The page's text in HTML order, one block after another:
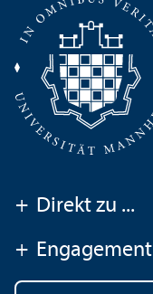
+ Direkt zu ...
+ Engagement